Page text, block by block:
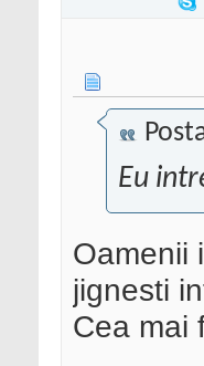
Eu
Oamenii
jignesti
Cea mai